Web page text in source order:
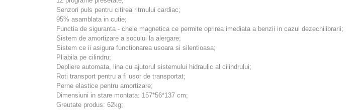
Senzori puls pentru citirea ritmului cardiac;
95% asamblata in cutie;
Functia de siguranta - cheie magnetica ce permite oprirea imediata a benzii in cazul dezechilibrarii;
Sistem de amortizare a socului la alergare;
Sistem ce ii asigura functionarea usoara si silentioasa;
Pliabila pe cilindru;
Depliere automata, lina cu ajutorul sistemului hidraulic al cilindrului;
Roti transport pentru a fi usor de transportat;
Perne elastice pentru amortizare;
Dimensiuni in stare montata: 157*56*137 cm;
Greutate produs: 62kg;